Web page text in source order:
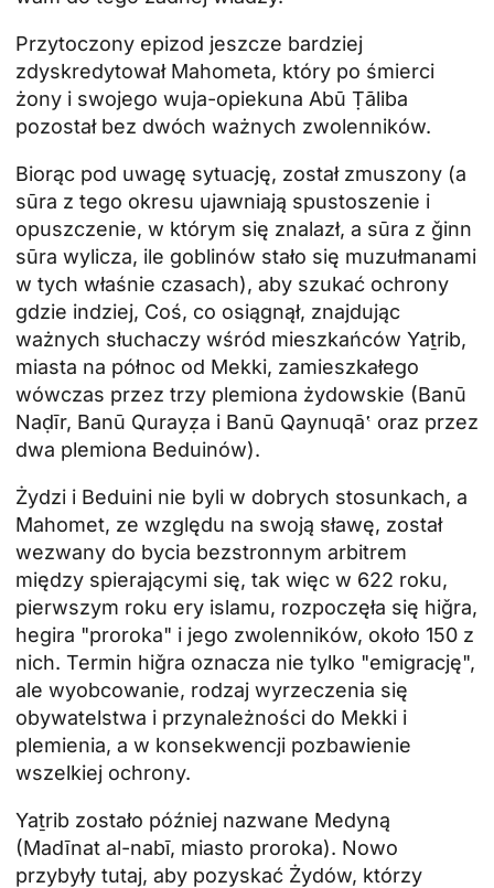
Przytoczony epizod jeszcze bardziej
zdyskredytował Mahometa, który po śmierci
żony i swojego wuja-opiekuna Abū Ṭāliba
pozostał bez dwóch ważnych zwolenników.
Biorąc pod uwagę sytuację, został zmuszony (a
sūra z tego okresu ujawniają spustoszenie i
opuszczenie, w którym się znalazł, a sūra z ǧinn
sūra wylicza, ile goblinów stało się muzułmanami
w tych właśnie czasach), aby szukać ochrony
gdzie indziej, Coś, co osiągnął, znajdując
ważnych słuchaczy wśród mieszkańców Yaṯrib,
miasta na północ od Mekki, zamieszkałego
wówczas przez trzy plemiona żydowskie (Banū
Naḍīr, Banū Qurayẓa i Banū Qaynuqā‛ oraz przez
dwa plemiona Beduinów).
Żydzi i Beduini nie byli w dobrych stosunkach, a
Mahomet, ze względu na swoją sławę, został
wezwany do bycia bezstronnym arbitrem
między spierającymi się, tak więc w 622 roku,
pierwszym roku ery islamu, rozpoczęła się hiǧra,
hegira "proroka" i jego zwolenników, około 150 z
nich. Termin hiǧra oznacza nie tylko "emigrację",
ale wyobcowanie, rodzaj wyrzeczenia się
obywatelstwa i przynależności do Mekki i
plemienia, a w konsekwencji pozbawienie
wszelkiej ochrony.
Yaṯrib zostało później nazwane Medyną
(Madīnat al-nabī, miasto proroka). Nowo
przybyły tutaj, aby pozyskać Żydów, którzy